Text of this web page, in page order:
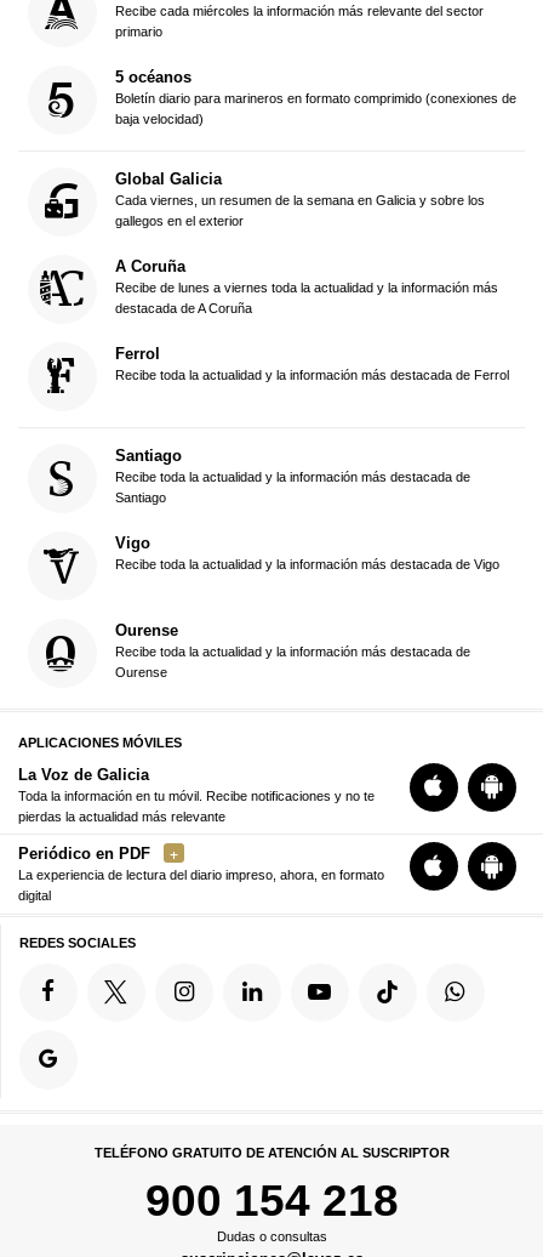
Recibe cada miércoles la información más relevante del sector
primario
5 océanos
Boletín diario para marineros en formato comprimido (conexiones de
baja velocidad)
Global Galicia
Cada viernes, un resumen de la semana en Galicia y sobre los
gallegos en el exterior
A Coruña
Recibe de lunes a viernes toda la actualidad y la información más
destacada de A Coruña
Ferrol
Recibe toda la actualidad y la información más destacada de Ferrol
Santiago
Recibe toda la actualidad y la información más destacada de
Santiago
Vigo
Recibe toda la actualidad y la información más destacada de Vigo
Ourense
Recibe toda la actualidad y la información más destacada de
Ourense
APLICACIONES MÓVILES
La Voz de Galicia
Toda la información en tu móvil. Recibe notificaciones y no te
pierdas la actualidad más relevante
Periódico en PDF
La experiencia de lectura del diario impreso, ahora, en formato
digital
REDES SOCIALES
TELÉFONO GRATUITO DE ATENCIÓN AL SUSCRIPTOR
900 154 218
Dudas o consultas